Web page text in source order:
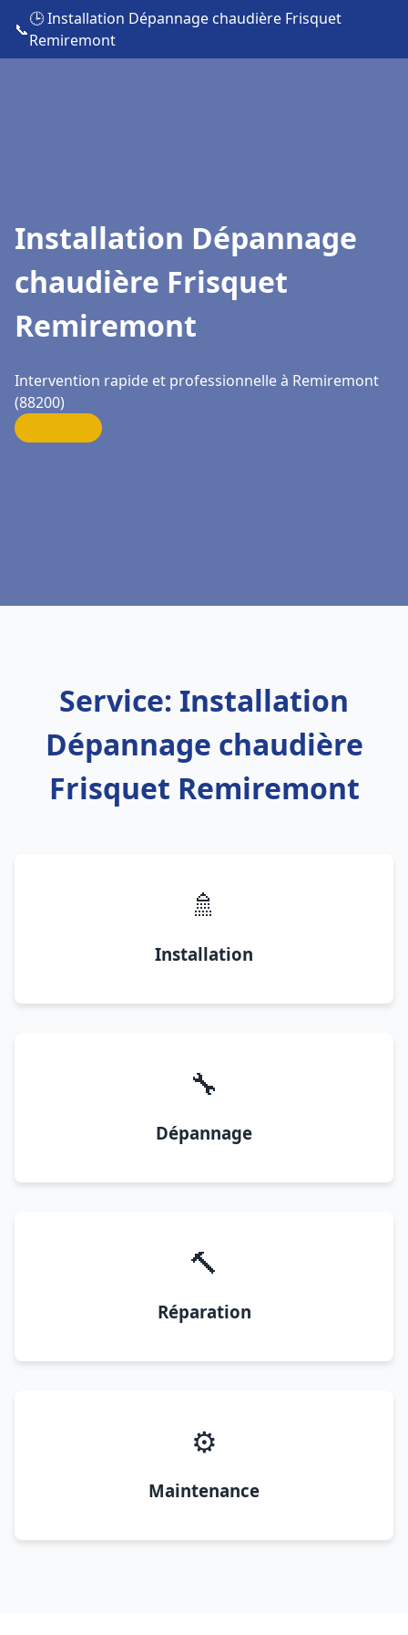
📞
🕒 Installation Dépannage chaudière Frisquet
Remiremont
Installation Dépannage
chaudière Frisquet
Remiremont
Intervention rapide et professionnelle à Remiremont
(88200)
Service: Installation
Dépannage chaudière
Frisquet Remiremont
🚿
Installation
🔧
Dépannage
🔨
Réparation
⚙️
Maintenance